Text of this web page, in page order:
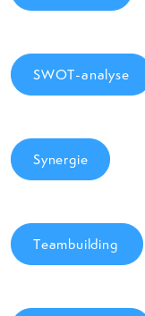
SWOT-analyse
Synergie
Teambuilding